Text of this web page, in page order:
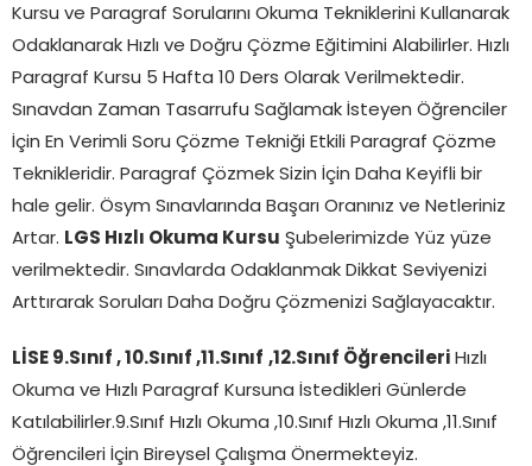
Kursu ve Paragraf Sorularını Okuma Tekniklerini Kullanarak
Odaklanarak Hızlı ve Doğru Çözme Eğitimini Alabilirler. Hızlı
Paragraf Kursu 5 Hafta 10 Ders Olarak Verilmektedir.
Sınavdan Zaman Tasarrufu Sağlamak İsteyen Öğrenciler
İçin En Verimli Soru Çözme Tekniği Etkili Paragraf Çözme
Teknikleridir. Paragraf Çözmek Sizin İçin Daha Keyifli bir
hale gelir. Ösym Sınavlarında Başarı Oranınız ve Netleriniz
Artar. LGS Hızlı Okuma Kursu Şubelerimizde Yüz yüze
verilmektedir. Sınavlarda Odaklanmak Dikkat Seviyenizi
Arttırarak Soruları Daha Doğru Çözmenizi Sağlayacaktır.
LİSE 9.Sınıf , 10.Sınıf ,11.Sınıf ,12.Sınıf Öğrencileri
Hızlı
Okuma ve Hızlı Paragraf Kursuna İstedikleri Günlerde
Katılabilirler.9.Sınıf Hızlı Okuma ,10.Sınıf Hızlı Okuma ,11.Sınıf
Öğrencileri İçin Bireysel Çalışma Önermekteyiz.